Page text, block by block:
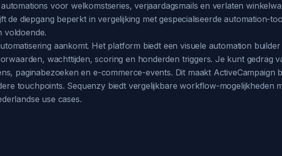
voor welkomstseries, verjaardagsmails en verlaten
de diepgang beperkt in vergelijking met gespecialiseerde automation-
voldoende.
aankomt. Het platform biedt een visuele automation
wachttijden, scoring en honderden triggers. Je kunt gedrag
paginabezoeken en e-commerce-events. Dit maakt ActiveCampaign
touchpoints. Sequenzy biedt vergelijkbare workflow-mogelijkheden
use cases.